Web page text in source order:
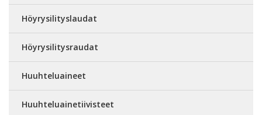
Höyrysilityslaudat
Höyrysilitysraudat
Huuhteluaineet
Huuhteluainetiivisteet